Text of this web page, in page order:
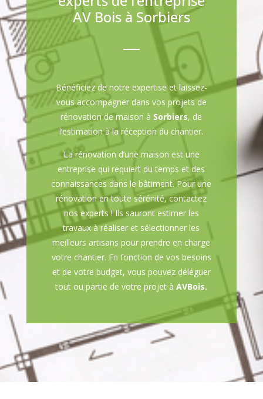
AV Bois à Sorbiers
Bénéficiez de notre expertise et laissez-
vous accompagner dans vos projets de
rénovation de maison à Sorbiers, de
l’estimation à la réception du chantier.
La rénovation d’une maison est une
entreprise qui requiert du temps et des
connaissances dans le bâtiment. Pour une
rénovation en toute sérénité, contactez
nos experts ! Ils sauront estimer les
travaux à réaliser et sélectionner les
meilleurs artisans pour prendre en charge
votre chantier. En fonction de vos besoins
et de votre budget, vous pouvez déléguer
tout ou partie de votre projet àAVBois.